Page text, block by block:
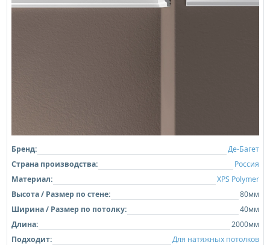
Бренд:
Де-Багет
Страна производства:
Россия
Материал:
XPS Polymer
Высота / Размер по стене:
80мм
Ширина / Размер по потолку:
40мм
Длина:
2000мм
Подходит:
Для натяжных потолков